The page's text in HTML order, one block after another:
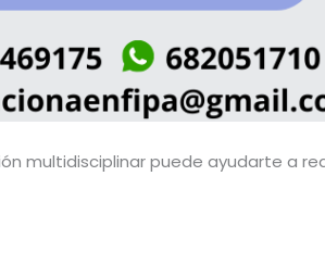
multidisciplinar puede ayudarte a